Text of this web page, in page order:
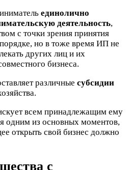
единолично
деятельность,
с точки зрения принятия
но в тоже время ИП не
других лиц и их
бизнеса.
различные субсидии
всем принадлежащим ему
одним из основных моментов,
открыть свой бизнес должно
с